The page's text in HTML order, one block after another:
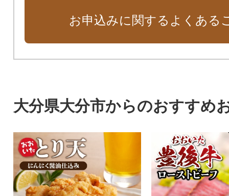
お申込みに関するよくある
大分県大分市からのおすすめ